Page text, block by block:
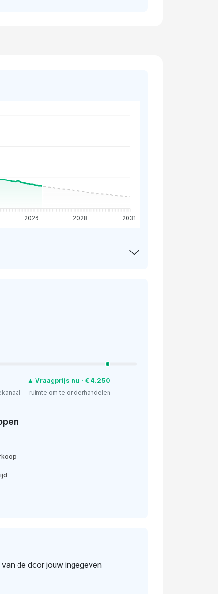
2026 2028 2031
▲ Vraagprijs nu · € 4.250
— ruimte om te onderhandelen
de door jouw ingegeven